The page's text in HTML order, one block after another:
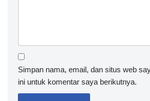
Simpan nama, email, dan situs web
ini untuk komentar saya berikutnya.